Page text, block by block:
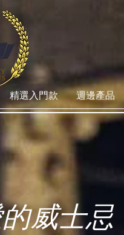
精選入門款 週邊產品
威士忌